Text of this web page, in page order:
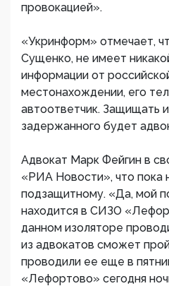
провокацией».
«Укринформ» отмечает,
Сущенко, не имеет
информации от
местонахождении, его
автоответчик. Защищать
задержанного будет
Адвокат Марк Фейгин в
«РИА Новости», что пока
подзащитному. «Да, мой
находится в СИЗО
данном изоляторе
из адвокатов сможет
проводили ее еще в
«Лефортово» сегодня